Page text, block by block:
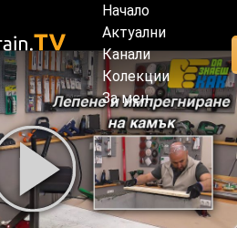
Начало
Актуални
Канали
Колекции
За мен